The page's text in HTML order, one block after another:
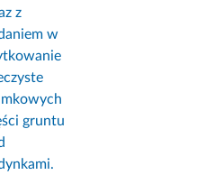
z
w
gruntu